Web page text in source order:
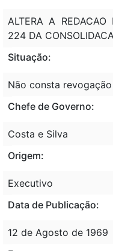
ALTERA A
224 DA
Situação:
Não consta
Chefe de Governo:
Costa e Silva
Origem:
Executivo
Data de Publicação:
12 de Agosto de 1969